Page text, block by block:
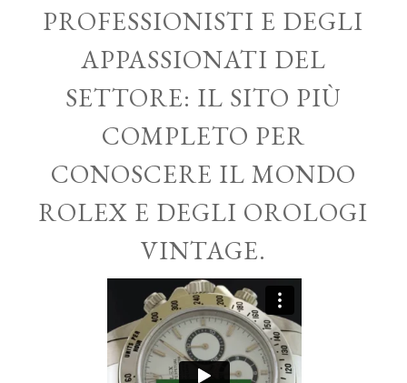
PROFESSIONISTI E DEGLI
APPASSIONATI DEL
SETTORE: IL SITO PIÙ
COMPLETO PER
CONOSCERE IL MONDO
ROLEX E DEGLI OROLOGI
VINTAGE.